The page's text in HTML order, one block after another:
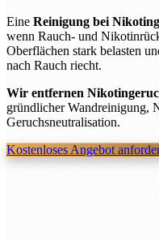
Eine Reinigung bei
wenn Rauch- und
Oberflächen stark belasten
nach Rauch riecht.
Wir entfernen
gründlicher Wandreinigung,
Geruchsneutralisation.
Kostenloses Angebot